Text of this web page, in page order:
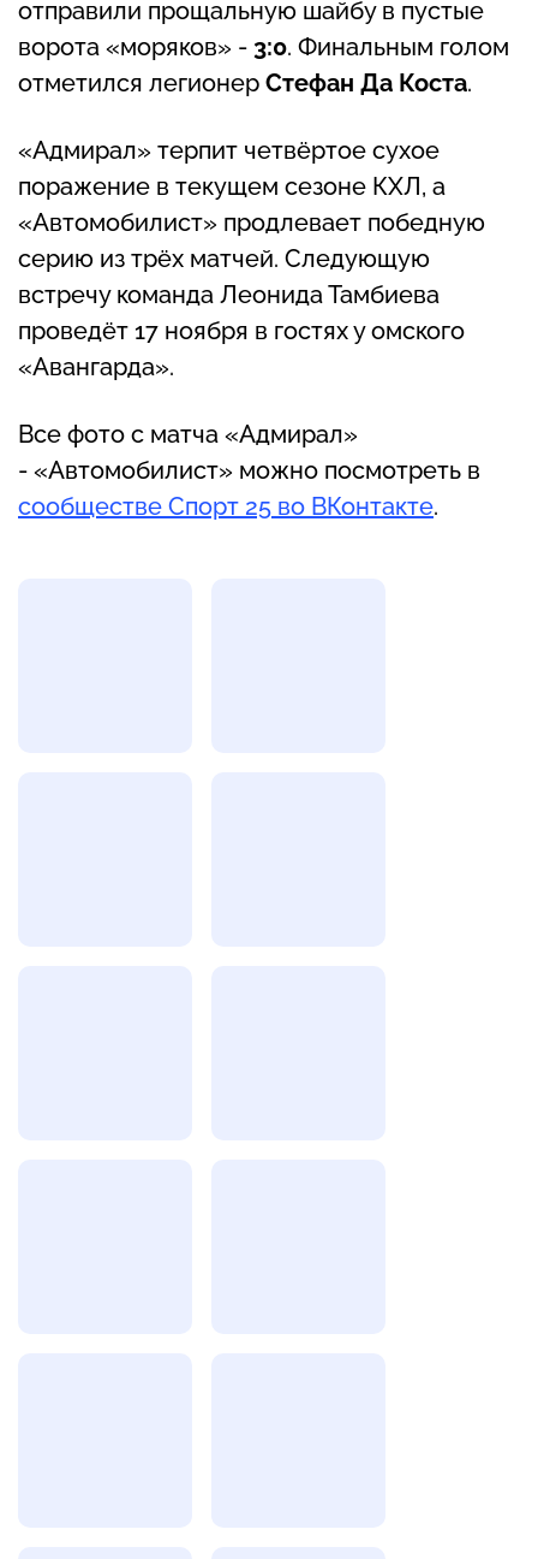
отправили прощальную шайбу в пустые
ворота «моряков» - 3:0. Финальным голом
отметился легионер Стефан Да Коста.
«Адмирал» терпит четвёртое сухое
поражение в текущем сезоне КХЛ, а
«Автомобилист» продлевает победную
серию из трёх матчей. Следующую
встречу команда Леонида Тамбиева
проведёт 17 ноября в гостях у омского
«Авангарда».
Все фото с матча «Адмирал»
- «Автомобилист» можно посмотреть в
сообществе Спорт 25 во ВКонтакте.